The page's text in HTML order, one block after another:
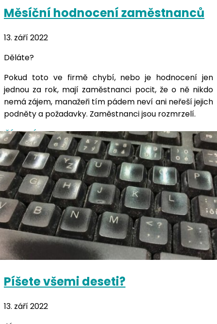
Měsíční hodnocení zaměstnanců
13. září 2022
Děláte?
Pokud toto ve firmě chybí, nebo je hodnocení jen
jednou za rok, mají zaměstnanci pocit, že o ně nikdo
nemá zájem, manažeři tím pádem neví ani neřeší jejich
podněty a požadavky. Zaměstnanci jsou rozmrzelí.
ČÍST DÁL …
Píšete všemi deseti?
13. září 2022